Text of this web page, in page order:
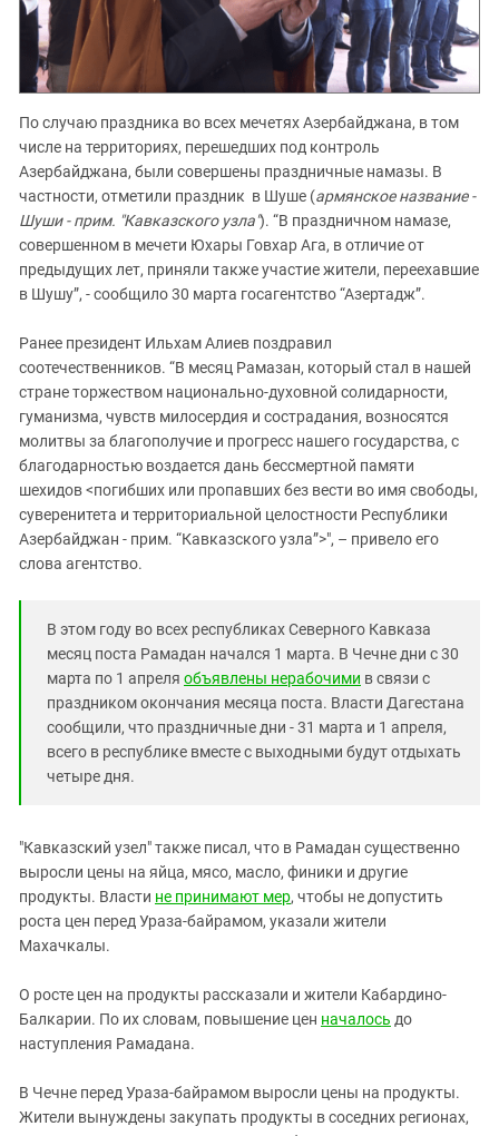
По случаю праздника во всех мечетях Азербайджана, в том
числе на территориях, перешедших под контроль
Азербайджана, были совершены праздничные намазы. В
частности, отметили праздник в Шуше (армянское название -
Шуши - прим. "Кавказского узла"). “В праздничном намазе,
совершенном в мечети Юхары Говхар Ага, в отличие от
предыдущих лет, приняли также участие жители, переехавшие
в Шушу”, - сообщило 30 марта госагентство “Азертадж”.
Ранее президент Ильхам Алиев поздравил
соотечественников. “В месяц Рамазан, который стал в нашей
стране торжеством национально-духовной солидарности,
гуманизма, чувств милосердия и сострадания, возносятся
молитвы за благополучие и прогресс нашего государства, с
благодарностью воздается дань бессмертной памяти
шехидов <погибших или пропавших без вести во имя свободы,
суверенитета и территориальной целостности Республики
Азербайджан - прим. “Кавказского узла”>", – привело его
слова агентство.
В этом году во всех республиках Северного Кавказа
месяц поста Рамадан начался 1 марта. В Чечне дни с 30
марта по 1 апреля объявлены нерабочими в связи с
праздником окончания месяца поста. Власти Дагестана
сообщили, что праздничные дни - 31 марта и 1 апреля,
всего в республике вместе с выходными будут отдыхать
четыре дня.
"Кавказский узел" также писал, что в Рамадан существенно
выросли цены на яйца, мясо, масло, финики и другие
продукты. Власти не принимают мер, чтобы не допустить
роста цен перед Ураза-байрамом, указали жители
Махачкалы.
О росте цен на продукты рассказали и жители Кабардино-
Балкарии. По их словам, повышение цен началось до
наступления Рамадана.
В Чечне перед Ураза-байрамом выросли цены на продукты.
Жители вынуждены закупать продукты в соседних регионах,